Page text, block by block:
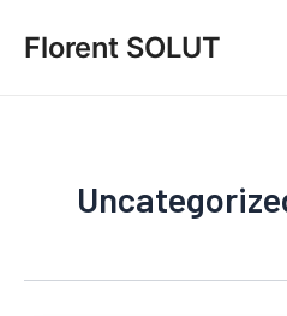
Florent SOLUT